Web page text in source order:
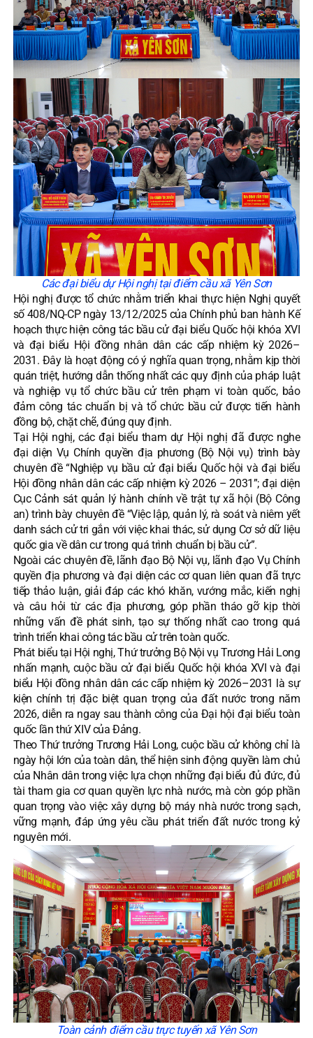
Các đại biểu dự Hội nghị tại điểm cầu xã Yên Sơn
Hội nghị được tổ chức nhằm triển khai thực hiện Nghị quyết
số 408/NQ-CP ngày 13/12/2025 của Chính phủ ban hành Kế
hoạch thực hiện công tác bầu cử đại biểu Quốc hội khóa XVI
và đại biểu Hội đồng nhân dân các cấp nhiệm kỳ 2026–
2031. Đây là hoạt động có ý nghĩa quan trọng, nhằm kịp thời
quán triệt, hướng dẫn thống nhất các quy định của pháp luật
và nghiệp vụ tổ chức bầu cử trên phạm vi toàn quốc, bảo
đảm công tác chuẩn bị và tổ chức bầu cử được tiến hành
đồng bộ, chặt chẽ, đúng quy định.
Tại Hội nghị, các đại biểu tham dự Hội nghị đã được nghe
đại diện Vụ Chính quyền địa phương (Bộ Nội vụ) trình bày
chuyên đề “Nghiệp vụ bầu cử đại biểu Quốc hội và đại biểu
Hội đồng nhân dân các cấp nhiệm kỳ 2026 – 2031”; đại diện
Cục Cảnh sát quản lý hành chính về trật tự xã hội (Bộ Công
an) trình bày chuyên đề “Việc lập, quản lý, rà soát và niêm yết
danh sách cử tri gắn với việc khai thác, sử dụng Cơ sở dữ liệu
quốc gia về dân cư trong quá trình chuẩn bị bầu cử”.
Ngoài các chuyên đề, lãnh đạo Bộ Nội vụ, lãnh đạo Vụ Chính
quyền địa phương và đại diện các cơ quan liên quan đã trực
tiếp thảo luận, giải đáp các khó khăn, vướng mắc, kiến nghị
và câu hỏi từ các địa phương, góp phần tháo gỡ kịp thời
những vấn đề phát sinh, tạo sự thống nhất cao trong quá
trình triển khai công tác bầu cử trên toàn quốc.
Phát biểu tại Hội nghị, Thứ trưởng Bộ Nội vụ Trương Hải Long
nhấn mạnh, cuộc bầu cử đại biểu Quốc hội khóa XVI và đại
biểu Hội đồng nhân dân các cấp nhiệm kỳ 2026–2031 là sự
kiện chính trị đặc biệt quan trọng của đất nước trong năm
2026, diễn ra ngay sau thành công của Đại hội đại biểu toàn
quốc lần thứ XIV của Đảng.
Theo Thứ trưởng Trương Hải Long, cuộc bầu cử không chỉ là
ngày hội lớn của toàn dân, thể hiện sinh động quyền làm chủ
của Nhân dân trong việc lựa chọn những đại biểu đủ đức, đủ
tài tham gia cơ quan quyền lực nhà nước, mà còn góp phần
quan trọng vào việc xây dựng bộ máy nhà nước trong sạch,
vững mạnh, đáp ứng yêu cầu phát triển đất nước trong kỷ
nguyên mới.
Toàn cảnh điểm cầu trực tuyến xã Yên Sơn